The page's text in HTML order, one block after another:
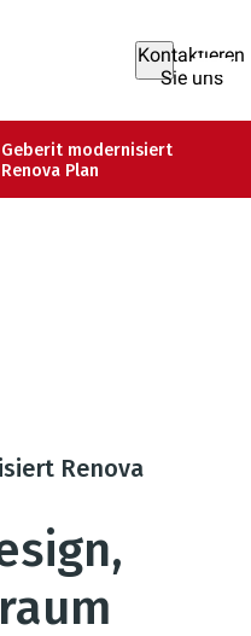
Kontaktieren
Sie uns
Geberit modernisiert
Renova Plan
Renova